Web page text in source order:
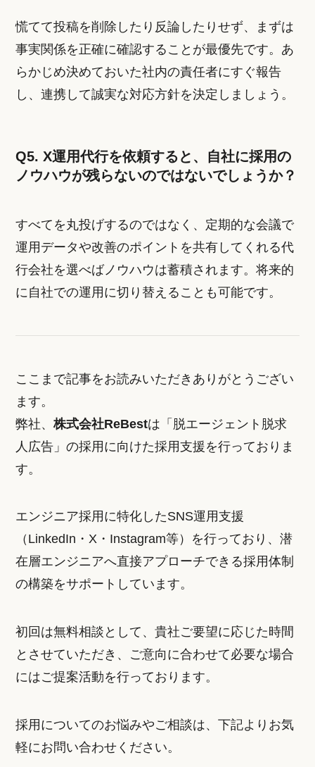
慌てて投稿を削除したり反論したりせず、まずは
事実関係を正確に確認することが最優先です。あ
らかじめ決めておいた社内の責任者にすぐ報告
し、連携して誠実な対応方針を決定しましょう。
Q5. X運用代行を依頼すると、自社に採用の
ノウハウが残らないのではないでしょうか？
すべてを丸投げするのではなく、定期的な会議で
運用データや改善のポイントを共有してくれる代
行会社を選べばノウハウは蓄積されます。将来的
に自社での運用に切り替えることも可能です。
ここまで記事をお読みいただきありがとうござい
ます。
弊社、株式会社ReBestは「脱エージェント脱求
人広告」の採用に向けた採用支援を行っておりま
す。
エンジニア採用に特化したSNS運用支援
（LinkedIn・X・Instagram等）を行っており、潜
在層エンジニアへ直接アプローチできる採用体制
の構築をサポートしています。
初回は無料相談として、貴社ご要望に応じた時間
とさせていただき、ご意向に合わせて必要な場合
にはご提案活動を行っております。
採用についてのお悩みやご相談は、下記よりお気
軽にお問い合わせください。